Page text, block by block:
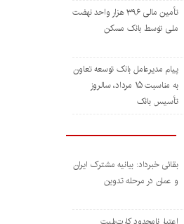
تأمین مالی ۳۹۶ هزار واحد نهضت
ملی توسط بانک مسکن
پیام مدیرعامل بانک توسعه تعاون
به مناسبت ۱۵ مرداد، سالروز
تأسیس بانک
بقائی خبرداد: بیانیه مشترک ایران
و عمان در مرحله تدوین